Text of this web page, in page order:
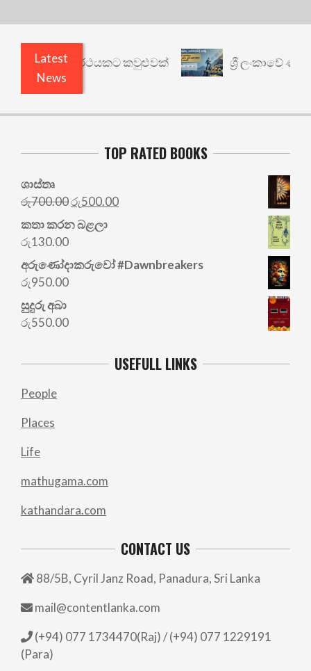
Latest
News
වෙනත් යථාර්ථයකට කවුළුවක් ශ්‍රී ලංකාවේ ණය
TOP RATED BOOKS
ශාස්තෘ
රු700.00Original
price
was:
රු500.00Current
කතා කරන බළලා
රු130.00
අරු‍ණෝදාකරුවෝ #Dawnbreakers
රු950.00
සුදුරු අබා
රු550.00
USEFULL LINKS
People
Places
Life
mathugama.com
kathandara.com
CONTACT US
88/5B, Cyril Janz Road, Panadura, Sri Lanka
mail@contentlanka.com
(+94) 077 1734470(Raj) / (+94) 077 1229191
(Para)